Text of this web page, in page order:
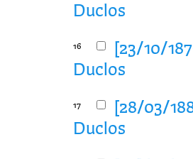
Duclos
16
[23/10/
Duclos
17
[28/03/
Duclos